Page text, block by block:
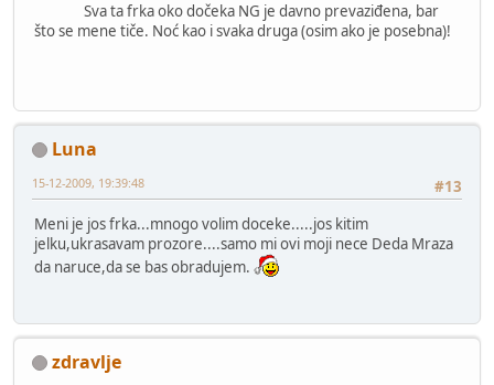
Sva ta frka oko dočeka NG je davno prevaziđena, bar
što se mene tiče. Noć kao i svaka druga (osim ako je posebna)!
Luna
#13
15-12-2009, 19:39:48
Meni je jos frka...mnogo volim doceke.....jos kitim
jelku,ukrasavam prozore....samo mi ovi moji nece Deda Mraza
da naruce,da se bas obradujem.
zdravlje